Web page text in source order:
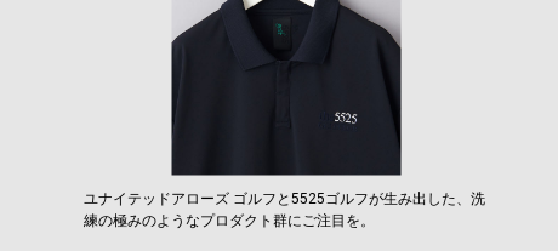
ユナイテッドアローズ ゴルフと5525ゴルフが生み出した、洗
練の極みのようなプロダクト群にご注目を。